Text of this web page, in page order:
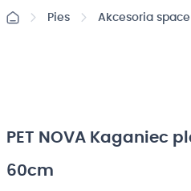
Pies Akcesoria
PET NOVA Kaganiec
60cm